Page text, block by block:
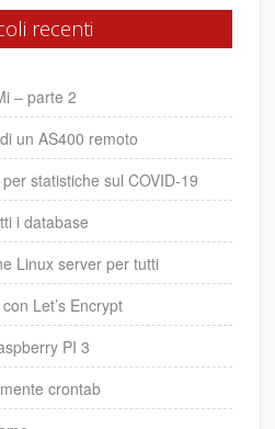
recenti
– parte 2
un AS400 remoto
statistiche sul COVID-19
i database
Linux server per tutti
Let’s Encrypt
PI 3
crontab